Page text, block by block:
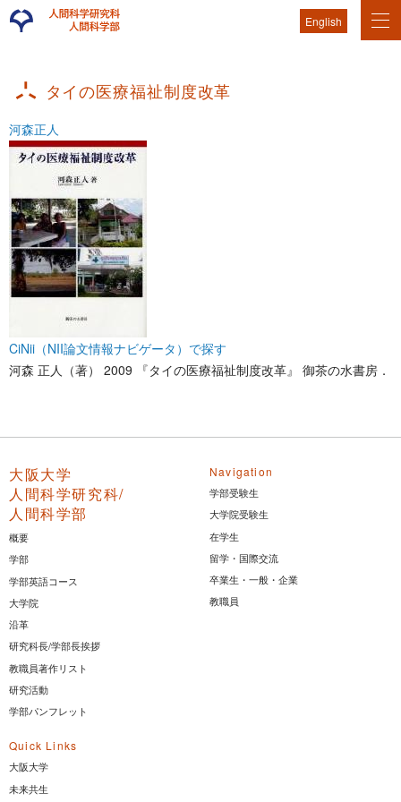
English
タイの医療福祉制度改革
河森正人
CiNii（NII論文情報ナビゲータ）で探す
河森 正人（著） 2009 『タイの医療福祉制度改革』 御茶の水書房．
大阪大学
人間科学研究科/
人間科学部
概要
学部
学部英語コース
大学院
沿革
研究科長/学部長挨拶
教職員著作リスト
研究活動
学部パンフレット
Navigation
学部受験生
大学院受験生
在学生
留学・国際交流
卒業生・一般・企業
教職員
Quick Links
大阪大学
未来共生